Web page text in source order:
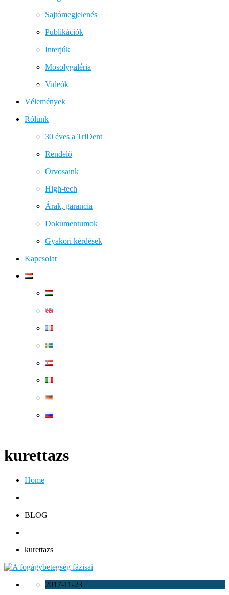
Sajtómegjelenés
Publikációk
Interjúk
Mosolygaléria
Videók
Vélemények
Rólunk
30 éves a TriDent
Rendelő
Orvosaink
High-tech
Árak, garancia
Dokumentumok
Gyakori kérdések
Kapcsolat
kurettazs
Home
BLOG
kurettazs
2017-11-23